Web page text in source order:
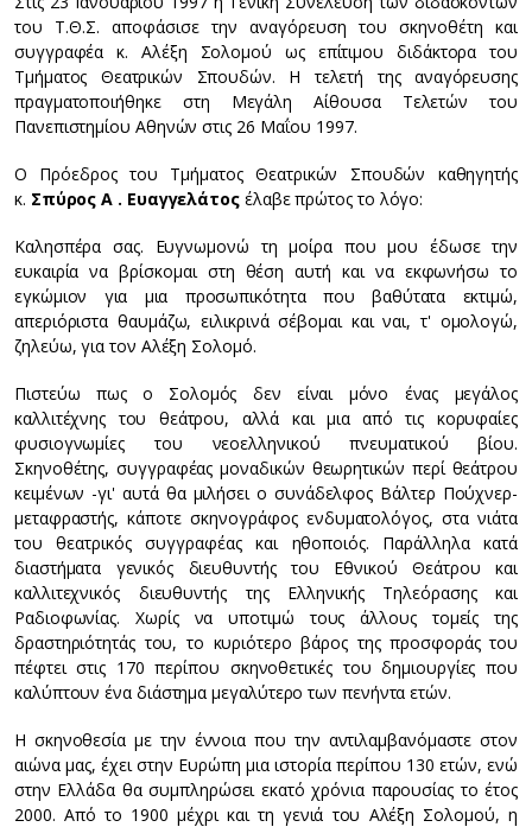
του Τ.Θ.Σ. αποφάσισε την αναγόρευση του σκηνοθέτη και
συγγραφέα κ. Αλέξη Σολομού ως επίτιμου διδάκτορα του
Τμήματος Θεατρικών Σπουδών. Η τελετή της αναγόρευσης
πραγματοποιήθηκε στη Μεγάλη Αίθουσα Τελετών του
Πανεπιστημίου Αθηνών στις 26 Μαΐου 1997.
Ο Πρόεδρος του Τμήματος Θεατρικών Σπουδών καθηγητής
κ. Σπύρος A . Eυαγγελάτος έλαβε πρώτος το λόγο:
Kαλησπέρα σας. Ευγνωμονώ τη μοίρα που μου έδωσε την
ευκαιρία να βρίσκομαι στη θέση αυτή και να εκφωνήσω το
εγκώμιον για μια προσωπικότητα που βαθύτατα εκτιμώ,
απεριόριστα θαυμάζω, ειλικρινά σέβομαι και ναι, τ' ομολογώ,
ζηλεύω, για τον Αλέξη Σολομό.
Πιστεύω πως ο Σολομός δεν είναι μόνο ένας μεγάλος
καλλιτέχνης του θεάτρου, αλλά και μια από τις κορυφαίες
φυσιογνωμίες του νεοελληνικού πνευματικού βίου.
Σκηνοθέτης, συγγραφέας μοναδικών θεωρητικών περί θεάτρου
κειμένων -γι' αυτά θα μιλήσει ο συνάδελφος Βάλτερ Πούχνερ-
μεταφραστής, κάποτε σκηνογράφος ενδυματολόγος, στα νιάτα
του θεατρικός συγγραφέας και ηθοποιός. Παράλληλα κατά
διαστήματα γενικός διευθυντής του Εθνικού Θεάτρου και
καλλιτεχνικός διευθυντής της Ελληνικής Τηλεόρασης και
Ραδιοφωνίας. Χωρίς να υποτιμώ τους άλλους τομείς της
δραστηριότητάς του, το κυριότερο βάρος της προσφοράς του
πέφτει στις 170 περίπου σκηνοθετικές του δημιουργίες που
καλύπτουν ένα διάστημα μεγαλύτερο των πενήντα ετών.
Η σκηνοθεσία με την έννοια που την αντιλαμβανόμαστε στον
αιώνα μας, έχει στην Ευρώπη μια ιστορία περίπου 130 ετών, ενώ
στην Ελλάδα θα συμπληρώσει εκατό χρόνια παρουσίας το έτος
2000. Από το 1900 μέχρι και τη γενιά του Αλέξη Σολομού, η